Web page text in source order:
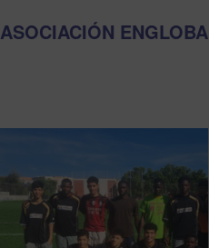
ASOCIACIÓN ENGLOBA